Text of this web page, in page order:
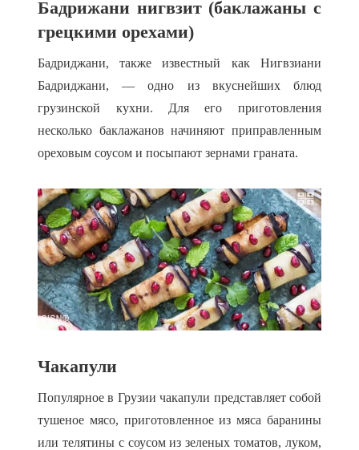
Бадрижани нигвзит (баклажаны с
грецкими орехами)
Бадриджани, также известный как Нигвзиани
Бадриджани, — одно из вкуснейших блюд
грузинской кухни. Для его приготовления
несколько баклажанов начиняют приправленным
ореховым соусом и посыпают зернами граната.
Чакапули
Популярное в Грузии чакапули представляет собой
тушеное мясо, приготовленное из мяса баранины
или телятины с соусом из зеленых томатов, луком,